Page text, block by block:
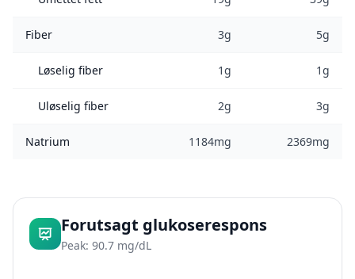
Fiber 3g 5g
Løselig fiber 1g 1g
Uløselig fiber 2g 3g
Natrium 1184mg 2369mg
Forutsagt glukoserespons
Peak: 90.7 mg/dL